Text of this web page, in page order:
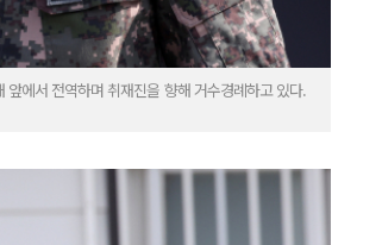
에서 전역하며 취재진을 향해 거수경례하고 있다.